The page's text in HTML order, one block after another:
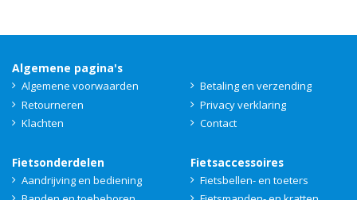
Algemene pagina's
Algemene voorwaarden
Betaling en verzending
Retourneren
Privacy verklaring
Klachten
Contact
Fietsonderdelen
Aandrijving en bediening
Fietsaccessoires
Fietsbellen- en toeters